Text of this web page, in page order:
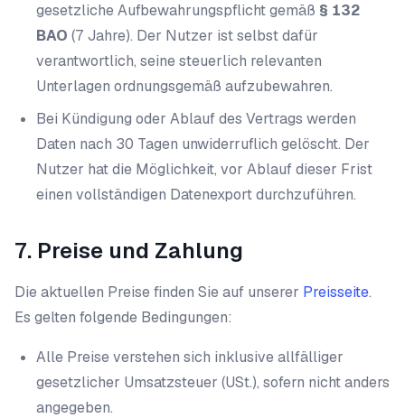
gesetzliche Aufbewahrungspflicht gemäß § 132
BAO (7 Jahre). Der Nutzer ist selbst dafür
verantwortlich, seine steuerlich relevanten
Unterlagen ordnungsgemäß aufzubewahren.
Bei Kündigung oder Ablauf des Vertrags werden
Daten nach 30 Tagen unwiderruflich gelöscht. Der
Nutzer hat die Möglichkeit, vor Ablauf dieser Frist
einen vollständigen Datenexport durchzuführen.
7. Preise und Zahlung
Die aktuellen Preise finden Sie auf unserer Preisseite.
Es gelten folgende Bedingungen:
Alle Preise verstehen sich inklusive allfälliger
gesetzlicher Umsatzsteuer (USt.), sofern nicht anders
angegeben.